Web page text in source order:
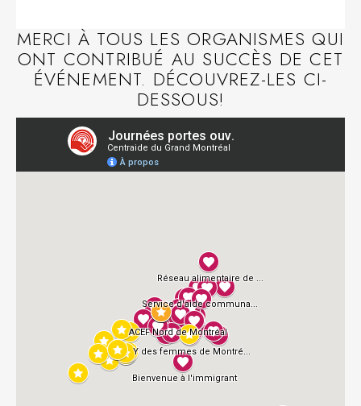
MERCI À TOUS LES ORGANISMES QUI
ONT CONTRIBUÉ AU SUCCÈS DE CET
ÉVÉNEMENT. DÉCOUVREZ-LES CI-
DESSOUS!